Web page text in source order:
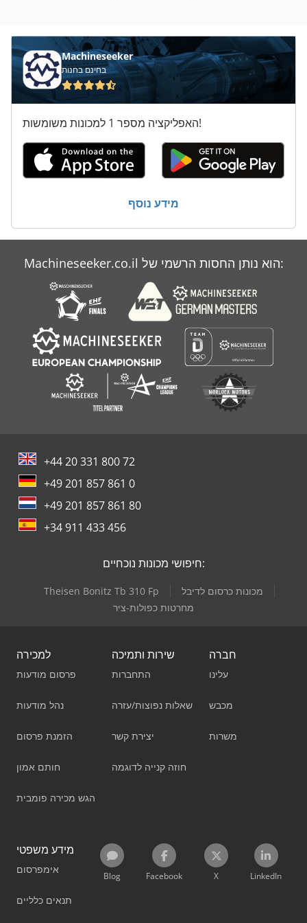
משאית שידור נסיכים
מתח טעינה
ס מ מסדרת M
עומס כבד משאיות
Machineseeker
בחינם בחנות
האפליקציה מספר 1 למכונות משומשות!
מידע נוסף
Machineseeker.co.il הוא נותן החסות הרשמי של:
+44 20 331 800 72
+49 201 857 861 0
+49 201 857 861 80
+34 911 433 456
חיפושי מכונות נוכחיים:
Theisen Bonitz Tb 310 Fp
מכונות כרסום לדיבל
מחרטות כפולות-ציר
למכירה
פרסום מודעות
נהל מודעות
הזמנת פרסום
חותם אמון
הגש מכירה פומבית
שירות ותמיכה
התחברות
שאלות נפוצות/עזרה
יצירת קשר
חוזה קנייה לדוגמה
חברה
עלינו
מכבש
משרות
מידע משפטי
אימפרסום
תנאים כלליים
Blog Facebook X LinkedIn